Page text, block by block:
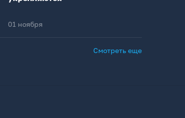
01 ноября
Смотреть еще